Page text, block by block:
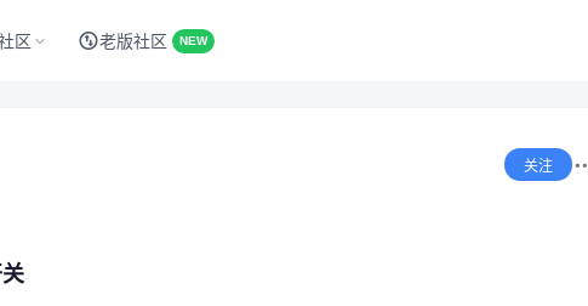
区 老版社区 NEW
关注